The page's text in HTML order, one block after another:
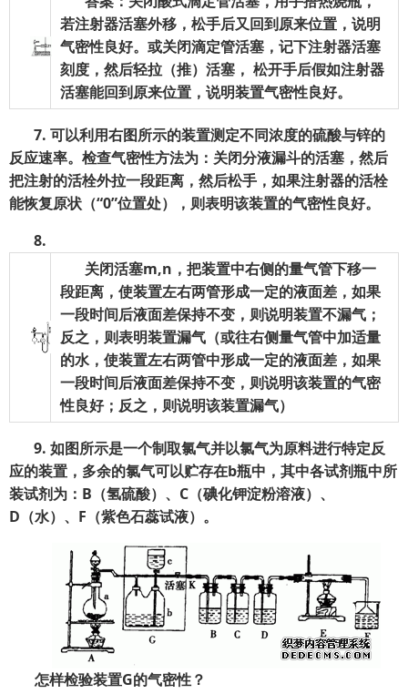
若注射器活塞外移，松手后又回到原来位置，说明
气密性良好。或关闭滴定管活塞，记下注射器活塞
刻度，然后轻拉（推）活塞， 松开手后假如注射器
活塞能回到原来位置，说明装置气密性良好。
7.可以利用右图所示的装置测定不同浓度的硫酸与锌的
反应速率。检查气密性方法为：关闭分液漏斗的活塞，然后
把注射的活栓外拉一段距离，然后松手，如果注射器的活栓
能恢复原状（“0”位置处），则表明该装置的气密性良好。
8.
关闭活塞m,n ，把装置中右侧的量气管下移一
段距离，使装置左右两管形成一定的液面差，如果
一段时间后液面差保持不变，则说明装置不漏气；
反之，则表明装置漏气（或往右侧量气管中加适量
的水，使装置左右两管中形成一定的液面差，如果
一段时间后液面差保持不变，则说明该装置的气密
性良好；反之，则说明该装置漏气）
9.如图所示是一个制取氯气并以氯气为原料进行特定反
应的装置，多余的氯气可以贮存在b瓶中，其中各试剂瓶中所
装试剂为：B （氢硫酸）、C （碘化钾淀粉溶液）、
D （水）、F （紫色石蕊试液）。
怎样检验装置G的气密性？